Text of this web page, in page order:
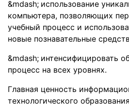
использование
компьютера, позволяющих
учебный процесс и
новые познавательные
интенсифицировать
процесс на всех уровнях.
Главная ценность
технологического